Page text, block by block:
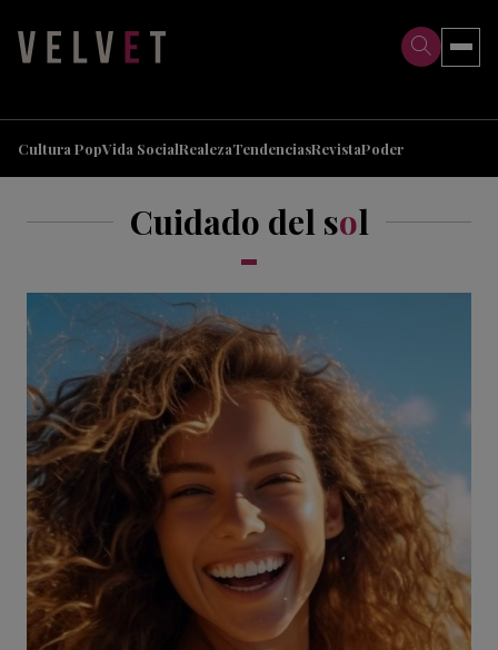
Cultura PopVida SocialRealezaTendenciasRevistaPoder
Cuidado del sol